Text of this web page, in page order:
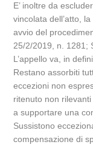
E’ inoltre da
vincolata dell’atto,
avvio del
25/2/2019, n. 1281;
L’appello va, in
Restano assorbiti
eccezioni non
ritenuto non
a supportare una
Sussistono
compensazione di